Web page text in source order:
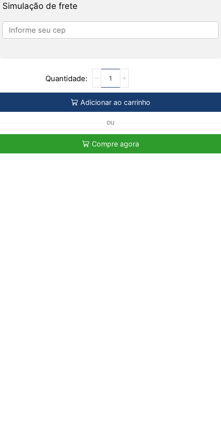
Simulação de frete
Adicionar ao carrinho
OU
Compre agora